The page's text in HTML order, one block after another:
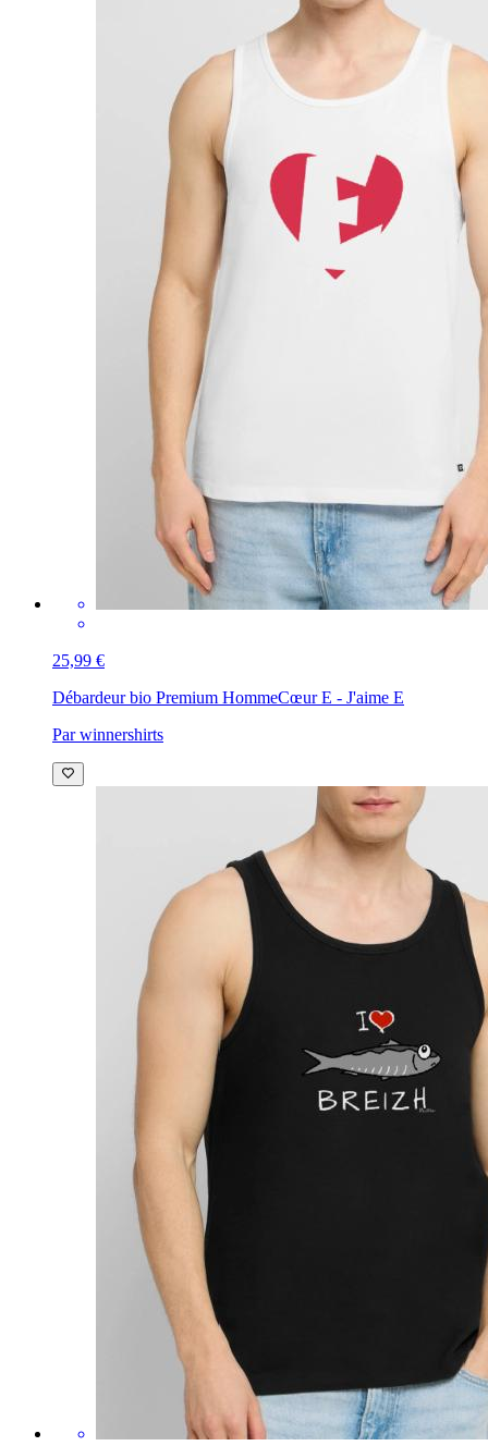
25,99 €
Débardeur bio Premium HommeCœur E - J'aime E
Par winnershirts